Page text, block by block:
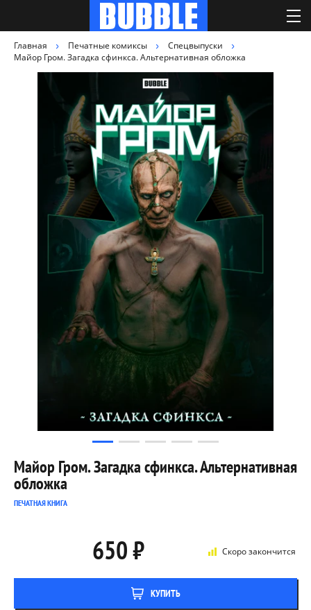
Главная Печатные комиксы
Спецвыпуски
Майор Гром. Загадка сфинкса. Альтернативная обложка
Майор Гром. Загадка сфинкса. Альтернативная
обложка
ПЕЧАТНАЯ КНИГА
Скоро закончится
650 ₽
КУПИТЬ